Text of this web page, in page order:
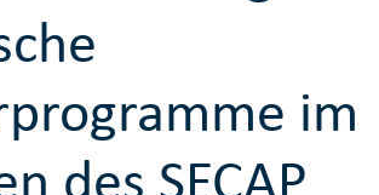
im
des SECAP